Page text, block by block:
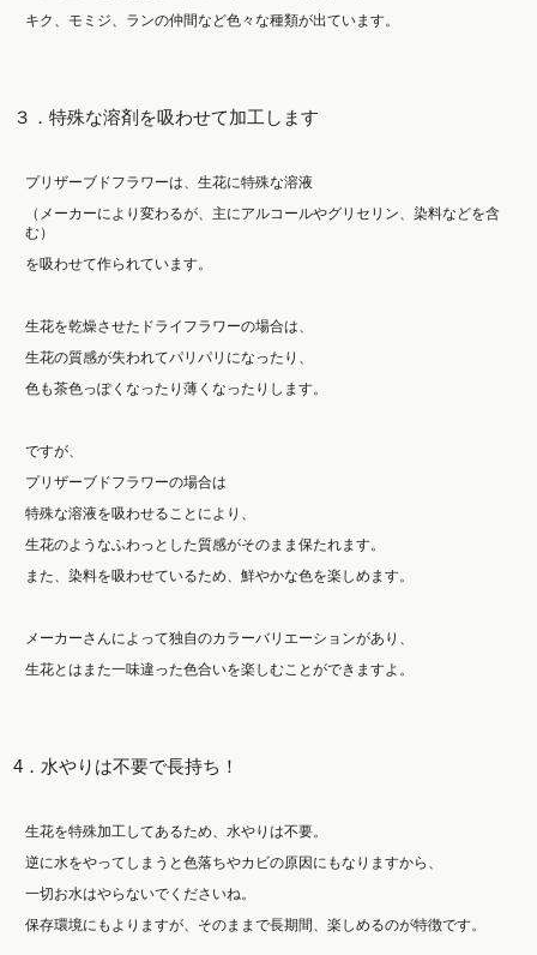
キク、モミジ、ランの仲間など色々な種類が出ています。
３．特殊な溶剤を吸わせて加工します
プリザーブドフラワーは、生花に特殊な溶液
（メーカーにより変わるが、主にアルコールやグリセリン、染料などを含
む）
を吸わせて作られています。
生花を乾燥させたドライフラワーの場合は、
生花の質感が失われてパリパリになったり、
色も茶色っぽくなったり薄くなったりします。
ですが、
プリザーブドフラワーの場合は
特殊な溶液を吸わせることにより、
生花のようなふわっとした質感がそのまま保たれます。
また、染料を吸わせているため、鮮やかな色を楽しめます。
メーカーさんによって独自のカラーバリエーションがあり、
生花とはまた一味違った色合いを楽しむことができますよ。
4．水やりは不要で長持ち！
生花を特殊加工してあるため、水やりは不要。
逆に水をやってしまうと色落ちやカビの原因にもなりますから、
一切お水はやらないでくださいね。
保存環境にもよりますが、そのままで長期間、楽しめるのが特徴です。